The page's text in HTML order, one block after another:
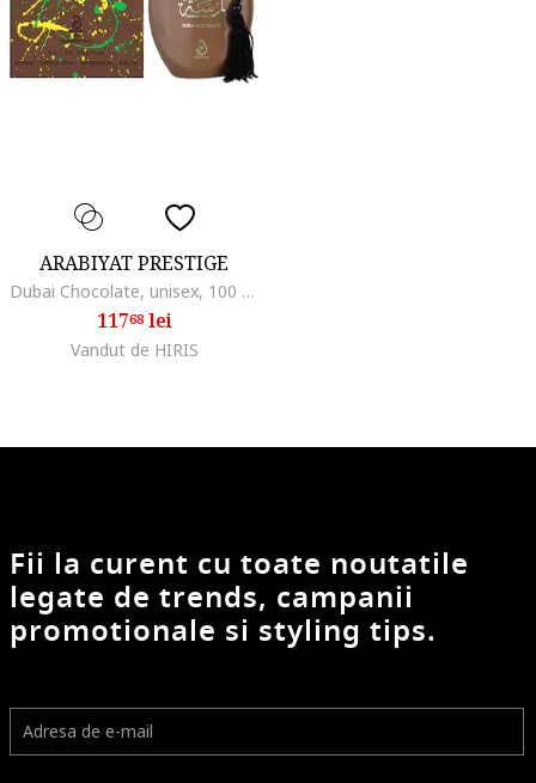
ARABIYAT PRESTIGE
Dubai Chocolate, unisex, 100 ml
11768lei
Vandut de HIRIS
Fii la curent cu toate noutatile
legate de trends, campanii
promotionale si styling tips.